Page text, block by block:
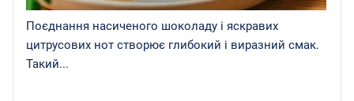
Поєднання насиченого шоколаду і яскравих
цитрусових нот створює глибокий і виразний смак.
Такий...